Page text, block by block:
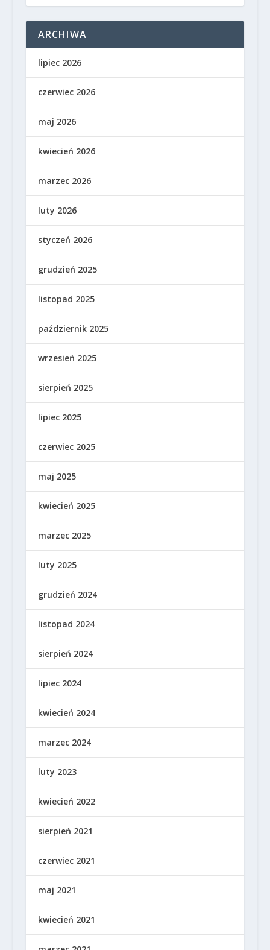
ARCHIWA
lipiec 2026
czerwiec 2026
maj 2026
kwiecień 2026
marzec 2026
luty 2026
styczeń 2026
grudzień 2025
listopad 2025
październik 2025
wrzesień 2025
sierpień 2025
lipiec 2025
czerwiec 2025
maj 2025
kwiecień 2025
marzec 2025
luty 2025
grudzień 2024
listopad 2024
sierpień 2024
lipiec 2024
kwiecień 2024
marzec 2024
luty 2023
kwiecień 2022
sierpień 2021
czerwiec 2021
maj 2021
kwiecień 2021